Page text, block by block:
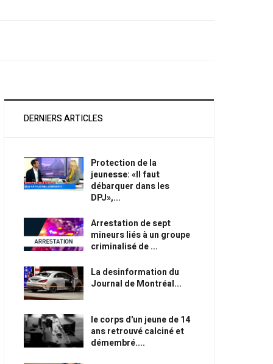
DERNIERS ARTICLES
Protection de la
jeunesse: «Il faut
débarquer dans les
DPJ»,...
Arrestation de sept
mineurs liés à un groupe
criminalisé de ...
La desinformation du
Journal de Montréal...
le corps d'un jeune de 14
ans retrouvé calciné et
démembré....